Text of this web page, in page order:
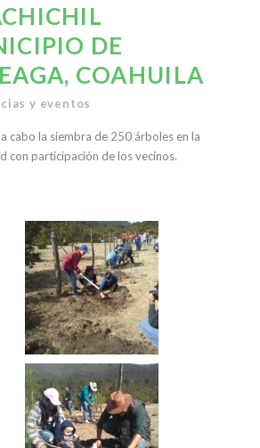
DE
COAHUILA
y eventos
cabo la siembra de 250 árboles en la
con participación de los vecinos.